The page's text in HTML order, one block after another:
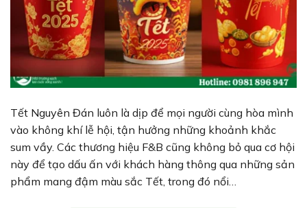
Tết Nguyên Đán luôn là dịp để mọi người cùng hòa mình
vào không khí lễ hội, tận hưởng những khoảnh khắc
sum vầy. Các thương hiệu F&B cũng không bỏ qua cơ hội
này để tạo dấu ấn với khách hàng thông qua những sản
phẩm mang đậm màu sắc Tết, trong đó nổi…